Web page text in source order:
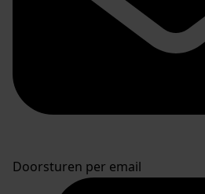
Doorsturen per email